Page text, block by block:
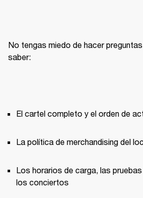
No tengas miedo de hacer
saber:
El cartel completo y el orden de
La política de merchandising del
Los horarios de carga, las
los conciertos